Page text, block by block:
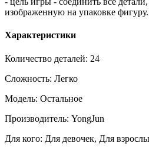
изображенную на упаковке фигуру.
Характеристики
Количество деталей: 24
Сложность: Легко
Модель: Остальное
Производитель: YongJun
Для кого: Для девочек, Для